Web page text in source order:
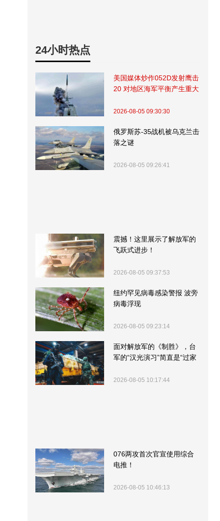
24小时热点
美国媒体炒作052D发射鹰击
20 对地区海军平衡产生重大
2026-08-05 09:30:30
俄罗斯苏-35战机被乌克兰击
落之谜
2026-08-05 09:26:41
震撼！这里展示了解放军的
飞跃式进步！
2026-08-05 09:37:53
纽约罕见病毒感染警报 波旁
病毒浮现
2026-08-05 09:23:14
面对解放军的《制胜》，台
军的“汉光演习”简直是“过家
2026-08-05 10:17:44
076两攻首次官宣使用综合
电推！
2026-08-05 10:46:13